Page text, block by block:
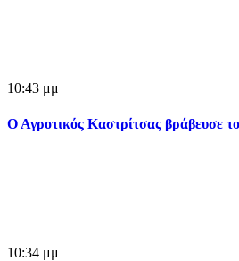
10:43 μμ
Ο Αγροτικός Καστρίτσας βράβευσε
10:34 μμ